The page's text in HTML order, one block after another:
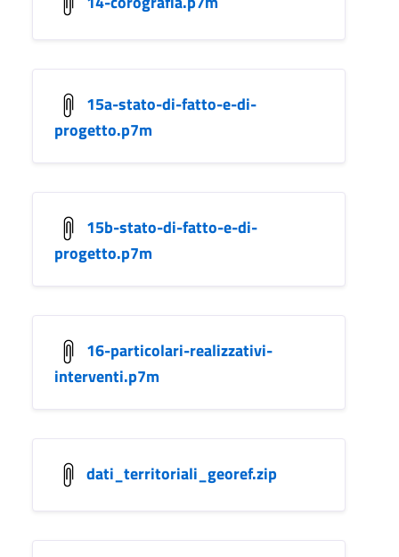
15a-stato-di-fatto-e-di-
progetto.p7m
15b-stato-di-fatto-e-di-
progetto.p7m
16-particolari-realizzativi-
interventi.p7m
dati_territoriali_georef.zip